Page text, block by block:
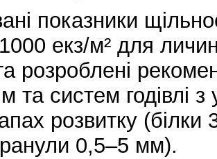
показники
екз/м² для
розроблені
та систем годівлі
розвитку
0,5–5 мм).